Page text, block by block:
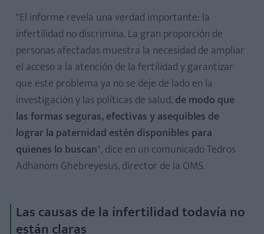
"El informe revela una verdad importante: la
infertilidad no discrimina. La gran proporción de
personas afectadas muestra la necesidad de ampliar
el acceso a la atención de la fertilidad y garantizar
que este problema ya no se deje de lado en la
investigación y las políticas de salud,de modo que
las formas seguras, efectivas y asequibles de
lograr la paternidad estén disponibles para
quienes lo buscan", dice en un comunicado Tedros
Adhanom Ghebreyesus, director de la OMS.
Las causas de la infertilidad todavía no
están claras